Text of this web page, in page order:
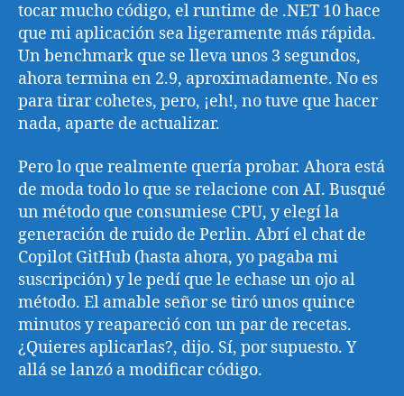
tocar mucho código, el runtime de .NET 10 hace
que mi aplicación sea ligeramente más rápida.
Un benchmark que se lleva unos 3 segundos,
ahora termina en 2.9, aproximadamente. No es
para tirar cohetes, pero, ¡eh!, no tuve que hacer
nada, aparte de actualizar.
Pero lo que realmente quería probar. Ahora está
de moda todo lo que se relacione con AI. Busqué
un método que consumiese CPU, y elegí la
generación de ruido de Perlin. Abrí el chat de
Copilot GitHub (hasta ahora, yo pagaba mi
suscripción) y le pedí que le echase un ojo al
método. El amable señor se tiró unos quince
minutos y reapareció con un par de recetas.
¿Quieres aplicarlas?, dijo. Sí, por supuesto. Y
allá se lanzó a modificar código.